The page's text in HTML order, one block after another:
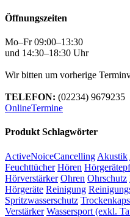
Öffnungszeiten
Mo–Fr 09:00–13:30
und 14:30–18:30 Uhr
Wir bitten um vorherige
TELEFON: (02234) 9679235
OnlineTermine
Produkt Schlagwörter
ActiveNoiceCancelling Akustik
Feuchttücher Hören
Hörverstärker Ohren Ohrschutz
Hörgeräte Reinigung
Spritzwasserschutz
Verstärker Wassersport (exkl.